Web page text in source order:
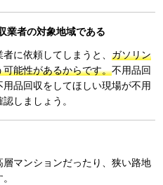
業者の対象地域である
に依頼してしまうと、ガソリン
能性があるからです。不用品回
品回収をしてほしい現場が不用
しましょう。
マンションだったり、狭い路地